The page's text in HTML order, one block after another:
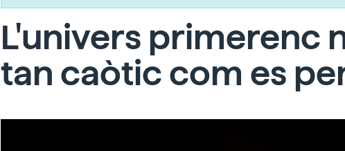
L'univers primerenc
tan caòtic com es